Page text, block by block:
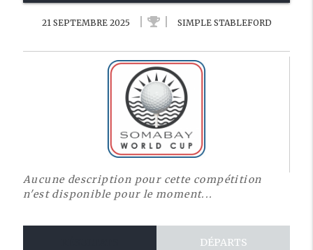
21 SEPTEMBRE 2025 SIMPLE STABLEFORD
Aucune description pour cette compétition
n'est disponible pour le moment...
DÉPARTS